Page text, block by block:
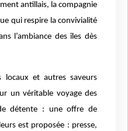
antillais, la compagnie
qui respire la convivialité
l’ambiance des îles dès
locaux et autres saveurs
un véritable voyage des
détente : une offre de
est proposée : presse,